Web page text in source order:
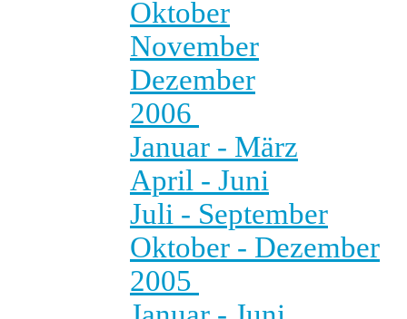
Oktober
November
Dezember
2006
Januar - März
April - Juni
Juli - September
Oktober - Dezember
2005